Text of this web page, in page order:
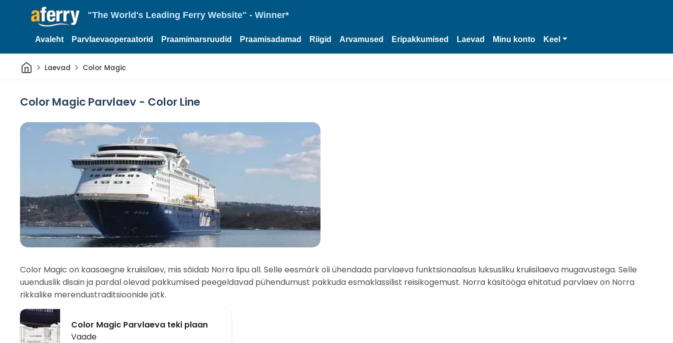
"The World's Leading Ferry Website" - Winner*
Avaleht Parvlaevaoperaatorid Praamimarsruudid Praamisadamad Riigid Arvamused Eripakkumised Laevad Minu konto Keel
Avaleht
Laevad Color Magic
Color Magic Parvlaev - Color Line
Color Magic on kaasaegne kruiisilaev, mis sõidab Norra lipu all. Selle eesmärk oli ühendada parvlaeva funktsionaalsus luksusliku kruiisilaeva mugavustega. Selle
uuenduslik disain ja pardal olevad pakkumised peegeldavad pühendumust pakkuda esmaklassilist reisikogemust. Norra käsitööga ehitatud parvlaev on Norra
rikkalike merendustraditsioonide jätk.
Color Magic Parvlaeva teki plaan
Vaade